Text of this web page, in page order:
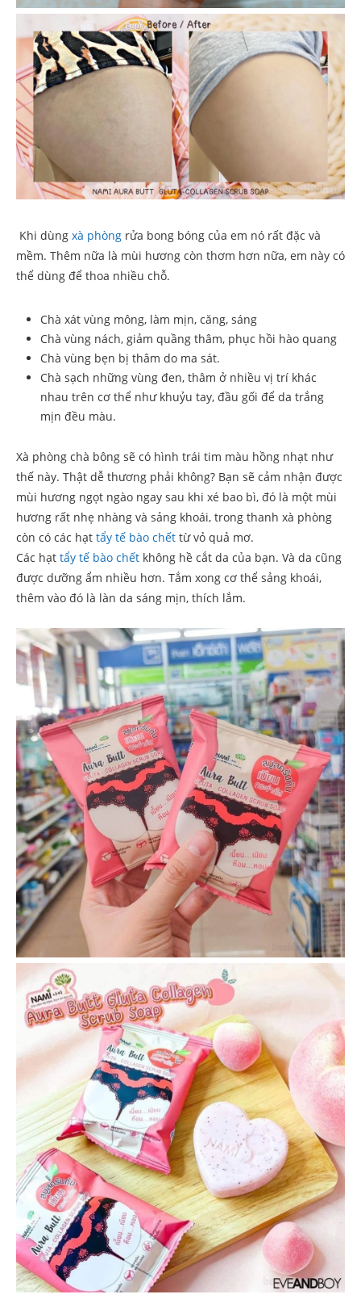
Khi dùng xà phòng rửa bong bóng của em nó rất đặc và
mềm. Thêm nữa là mùi hương còn thơm hơn nữa, em này có
thể dùng để thoa nhiều chỗ.
Chà xát vùng mông, làm mịn, căng, sáng
Chà vùng nách, giảm quầng thâm, phục hồi hào quang
Chà vùng bẹn bị thâm do ma sát.
Chà sạch những vùng đen, thâm ở nhiều vị trí khác
nhau trên cơ thể như khuỷu tay, đầu gối để da trắng
mịn đều màu.
Xà phòng chà bông sẽ có hình trái tim màu hồng nhạt như
thế này. Thật dễ thương phải không? Bạn sẽ cảm nhận được
mùi hương ngọt ngào ngay sau khi xé bao bì, đó là một mùi
hương rất nhẹ nhàng và sảng khoái, trong thanh xà phòng
còn có các hạt tẩy tế bào chết từ vỏ quả mơ.
Các hạt tẩy tế bào chết không hề cắt da của bạn. Và da cũng
được dưỡng ẩm nhiều hơn. Tắm xong cơ thể sảng khoái,
thêm vào đó là làn da sáng mịn, thích lắm.